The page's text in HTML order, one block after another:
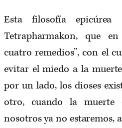
Esta filosofía
Tetrapharmakon, que
cuatro remedios”, con el
evitar el miedo a la
por un lado, los dioses
otro, cuando la muerte
nosotros ya no estaremos,